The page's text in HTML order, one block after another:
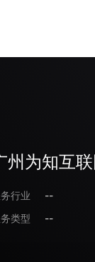
州为知互
行业
--
类型
--